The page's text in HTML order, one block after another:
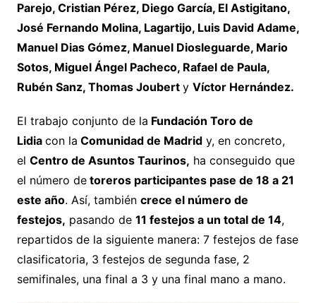
Parejo, Cristian Pérez, Diego García, El Astigitano,
José Fernando Molina, Lagartijo, Luis David Adame,
Manuel Dias Gómez, Manuel Diosleguarde, Mario
Sotos, Miguel Ángel Pacheco, Rafael de Paula,
Rubén Sanz, Thomas Joubert y Víctor Hernández.
El trabajo conjunto de la Fundación Toro de
Lidia con la Comunidad de Madridy, en concreto,
el Centro de Asuntos Taurinos, ha conseguido que
el número detoreros participantes pase de 18 a 21
este año. Así, también crece el número de
festejos, pasando de 11 festejos a un total de 14,
repartidos de la siguiente manera: 7 festejos de fase
clasificatoria, 3 festejos de segunda fase, 2
semifinales, una final a 3 y una final mano a mano.